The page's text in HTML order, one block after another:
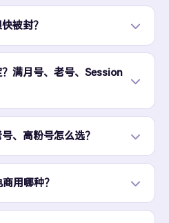
被封？
满月号、老号、Session
、高粉号怎么选？
用哪种？